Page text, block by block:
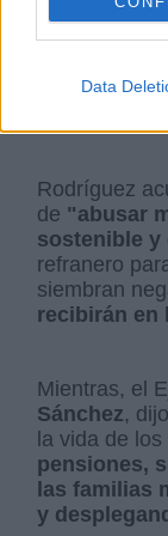
Data
dirigente
que forma
nadie"ya
Rodríguez
de "abusar
sostenible y
refranero
siembran
recibirán en
Mientras, el
Sánchez,
la vida de
pensiones,
las familias
y